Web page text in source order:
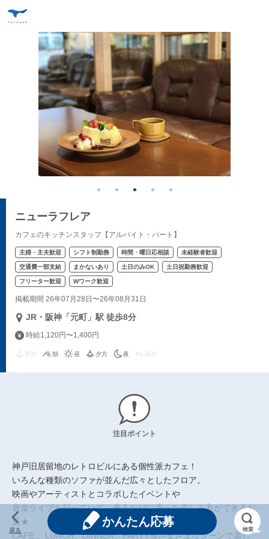
ニューラフレア
カフェのキッチンスタッフ【アルバイト・パート】
主婦・主夫歓迎 シフト制勤務 時間・曜日応相談 未経験者歓迎
交通費一部支給 まかないあり 土日のみOK 土日祝勤務歓迎
フリーター歓迎 Wワーク歓迎
掲載期間 26年07月28日〜26年08月31日
JR・阪神「元町」駅 徒歩8分
時給1,120円〜1,400円
朝 昼 夕方 夜 深夜
注目ポイント
神戸旧居留地のレトロビルにある個性派カフェ！
いろんな種類のソファが並んだ広々としたフロア。
映画やアーティストとコラボしたイベントや
音楽ライブを行っていて、来るたびに違った楽しみ方ができるお
店★
CAFE 、LUNCH、DINNER、PARTY等さまざまなシーンで楽し
戻る
かんたん応募
検索